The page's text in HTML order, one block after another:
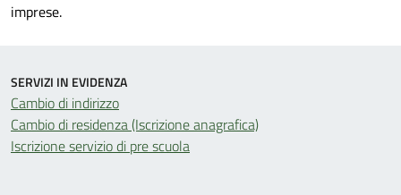
imprese.
SERVIZI IN EVIDENZA
Cambio di indirizzo
Cambio di residenza (Iscrizione anagrafica)
Iscrizione servizio di pre scuola